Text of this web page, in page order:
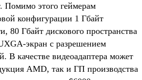
Помимо этого геймерам
конфигурации 1 Гбайт
80 Гбайт дискового пространства
экран с разрешением
В качестве видеоадаптера может
AMD, так и ГП производства